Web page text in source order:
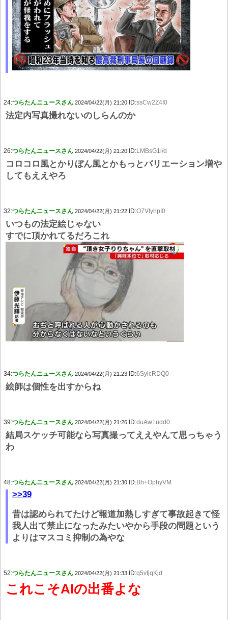
24:つらたんニュースさん 2024/04/22(月) 21:20 ID:ssCw2Z4I0
法定内写真撮れないのしらんのか
26:つらたんニュースさん 2024/04/22(月) 21:20 ID:LMBsG1i/d
コロコロ風とかりぼん風とかもっとバリエーション増や
してもええやろ
32:つらたんニュースさん 2024/04/22(月) 21:22 ID:O7VlyhpI0
いつもの法定絵じゃない
すでに頂かれてるだろこれ
34:つらたんニュースさん 2024/04/22(月) 21:23 ID:6SyicRDQ0
絵師は個性を出すからね
39:つらたんニュースさん 2024/04/22(月) 21:26 ID:duAw1udd0
結局スケッチ可能なら写真撮ってええやんて思っちゃう
わ
48:つらたんニュースさん 2024/04/22(月) 21:30 ID:Bh+OphyVM
>>39
昔は認められてたけど報道加熱しすぎて事故起きて怪
我人出て禁止になったみたいやから手段の問題という
よりはマスコミ抑制の為やな
52:つらたんニュースさん 2024/04/22(月) 21:33 ID:q5vfjqKjd
これこそAIの出番よな